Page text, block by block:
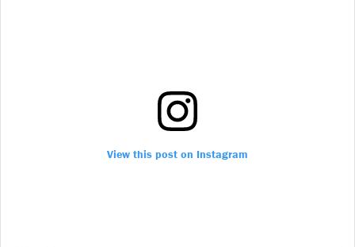
View this post on Instagram